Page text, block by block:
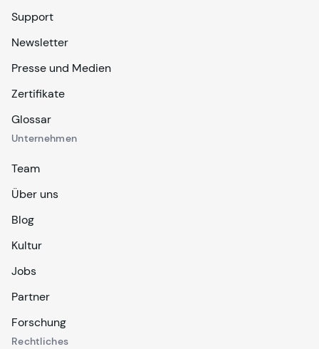
Support
Newsletter
Presse und Medien
Zertifikate
Glossar
Unternehmen
Team
Über uns
Blog
Kultur
Jobs
Partner
Forschung
Rechtliches